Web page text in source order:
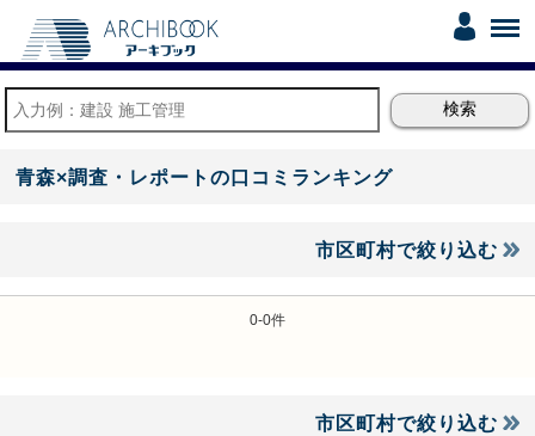
青森×調査・レポートの口コミランキング
市区町村で絞り込む
0-0件
市区町村で絞り込む